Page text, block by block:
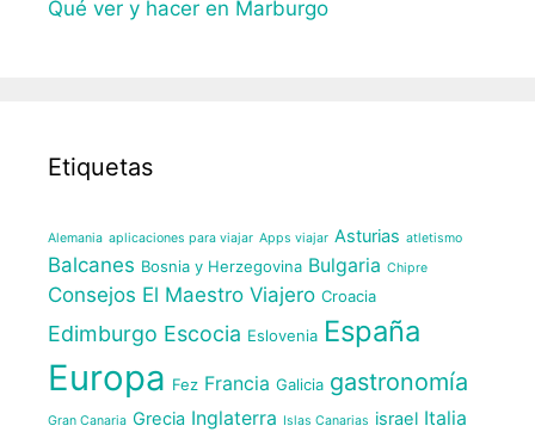
Qué ver y hacer en Marburgo
Etiquetas
Alemania aplicaciones para viajar Apps viajar Asturias atletismo
Balcanes Bosnia y Herzegovina Bulgaria Chipre
Consejos El Maestro Viajero Croacia
Edimburgo Escocia Eslovenia España
Europa Fez Francia Galicia gastronomía
Gran Canaria Grecia Inglaterra Islas Canarias israel Italia